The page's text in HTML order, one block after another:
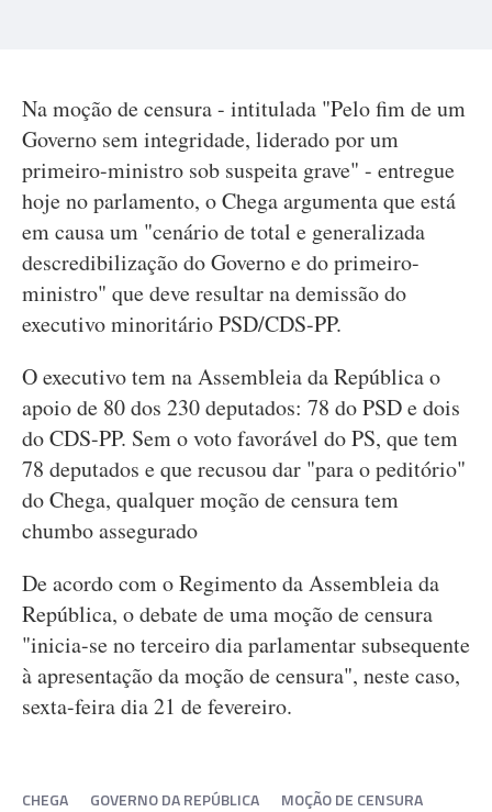
Na moção de censura - intitulada "Pelo fim de um
Governo sem integridade, liderado por um
primeiro-ministro sob suspeita grave" - entregue
hoje no parlamento, o Chega argumenta que está
em causa um "cenário de total e generalizada
descredibilização do Governo e do primeiro-
ministro" que deve resultar na demissão do
executivo minoritário PSD/CDS-PP.
O executivo tem na Assembleia da República o
apoio de 80 dos 230 deputados: 78 do PSD e dois
do CDS-PP. Sem o voto favorável do PS, que tem
78 deputados e que recusou dar "para o peditório"
do Chega, qualquer moção de censura tem
chumbo assegurado
De acordo com o Regimento da Assembleia da
República, o debate de uma moção de censura
"inicia-se no terceiro dia parlamentar subsequente
à apresentação da moção de censura", neste caso,
sexta-feira dia 21 de fevereiro.
CHEGA GOVERNO DA REPÚBLICA MOÇÃO DE CENSURA